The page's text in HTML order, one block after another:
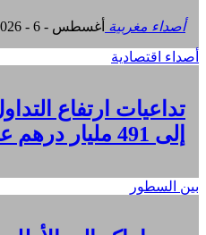
أصداء مغربية أغسطس - 6 - 2026
أصداء اقتصادية
تداعيات ارتفاع
إلى 491 مليار درهم على الاقتصاد…
بين السطور